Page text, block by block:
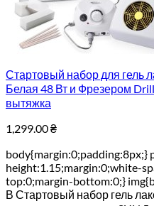
Стартовый набор для гель
Белая 48 Вт и Фрезером
вытяжка
1,299.00₴
body{margin:0;padding:8px;}
height:1.15;margin:0;white-
top:0;margin-bottom:0;}
В Стартовый набор гель